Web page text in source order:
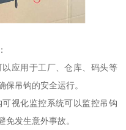
应用于工厂、仓库、码头等
吊钩的安全运行。
视化监控系统可以监控吊钩
免发生意外事故。